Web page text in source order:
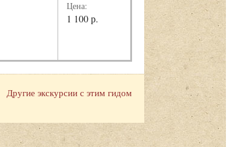
Цена:
1 100 р.
Другие экскурсии с этим гидом